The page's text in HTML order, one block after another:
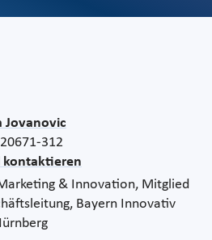
Jovanovic
312
kontaktieren
& Innovation, Mitglied
Bayern Innovativ